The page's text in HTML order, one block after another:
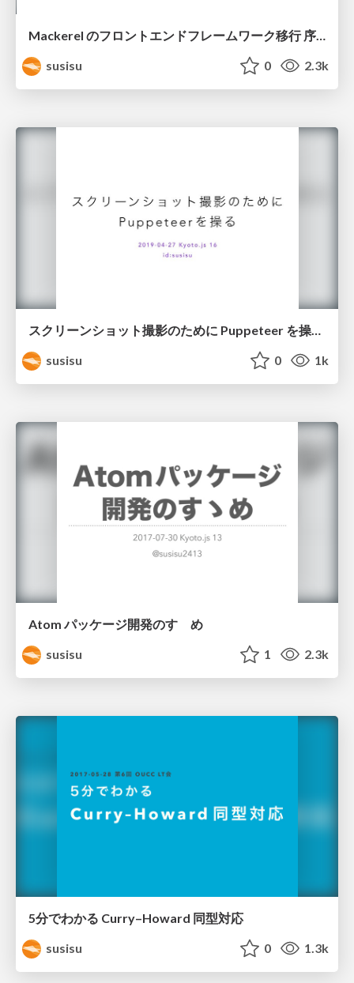
Mackerel のフロントエンドフレームワーク移行 序章 / Hatena Engineer Seminar #13
susisu
0 2.3k
susisu
0 1k
Atom パッケージ開発のすゝめ
susisu
1 2.3k
5分でわかる Curry–Howard 同型対応
susisu
0 1.3k